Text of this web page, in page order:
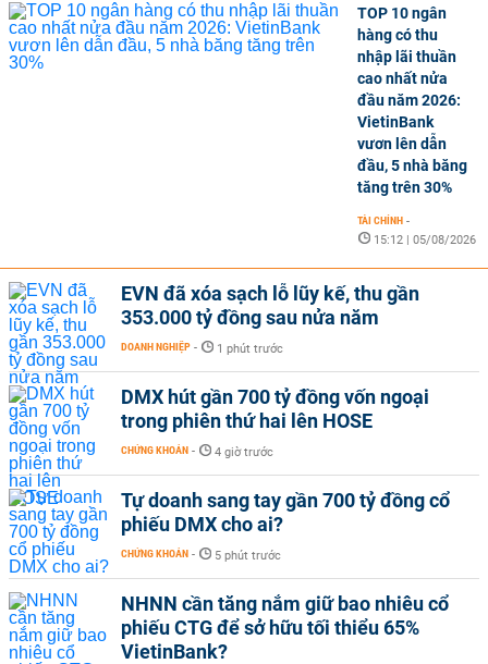
TOP 10 ngân
hàng có thu
nhập lãi thuần
cao nhất nửa
đầu năm 2026:
VietinBank
vươn lên dẫn
đầu, 5 nhà băng
tăng trên 30%
TÀI CHÍNH -
15:12 | 05/08/2026
EVN đã xóa sạch lỗ lũy kế, thu gần
353.000 tỷ đồng sau nửa năm
DOANH NGHIỆP - 1 phút trước
DMX hút gần 700 tỷ đồng vốn ngoại
trong phiên thứ hai lên HOSE
CHỨNG KHOÁN - 4 giờ trước
Tự doanh sang tay gần 700 tỷ đồng cổ
phiếu DMX cho ai?
CHỨNG KHOÁN - 5 phút trước
NHNN cần tăng nắm giữ bao nhiêu cổ
phiếu CTG để sở hữu tối thiểu 65%
VietinBank?